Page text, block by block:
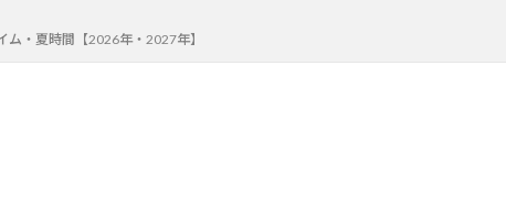
ム・夏時間【2026年・2027年】